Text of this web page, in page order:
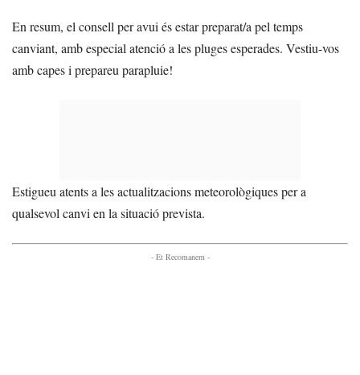
En resum, el consell per avui és estar preparat/a pel temps
canviant, amb especial atenció a les pluges esperades. Vestiu-vos
amb capes i prepareu parapluie!
Estigueu atents a les actualitzacions meteorològiques per a
qualsevol canvi en la situació prevista.
- Et Recomanem -